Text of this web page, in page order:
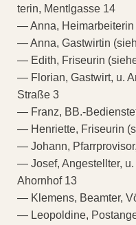
terin, Mentlgasse 14
— Anna, Heimarbeiterin
— Anna, Gastwirtin
— Edith, Friseurin
— Florian, Gastwirt, u.
Straße 3
— Franz, BB.-
— Henriette, Friseurin
— Johann,
— Josef, Angestellter,
Ahornhof 13
— Klemens, Beamter,
— Leopoldine,